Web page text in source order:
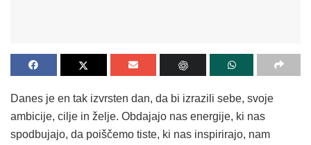
Danes je en tak izvrsten dan, da bi izrazili sebe, svoje
ambicije, cilje in želje. Obdajajo nas energije, ki nas
spodbujajo, da poiščemo tiste, ki nas inspirirajo, nam